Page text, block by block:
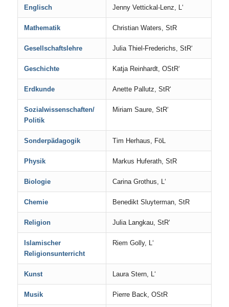
Englisch Jenny Vettickal-Lenz, L‘
Mathematik Christian Waters, StR
Gesellschaftslehre Julia Thiel-Frederichs, StR‘
Geschichte Katja Reinhardt, OStR‘
Erdkunde Anette Pallutz, StR‘
Sozialwissenschaften/
Politik
Miriam Saure, StR‘
Sonderpädagogik Tim Herhaus, FöL
Physik Markus Huferath, StR
Biologie Carina Grothus, L‘
Chemie Benedikt Sluyterman, StR
Religion Julia Langkau, StR‘
Islamischer
Religionsunterricht
Riem Golly, L‘
Kunst Laura Stern, L‘
Musik Pierre Back, OStR